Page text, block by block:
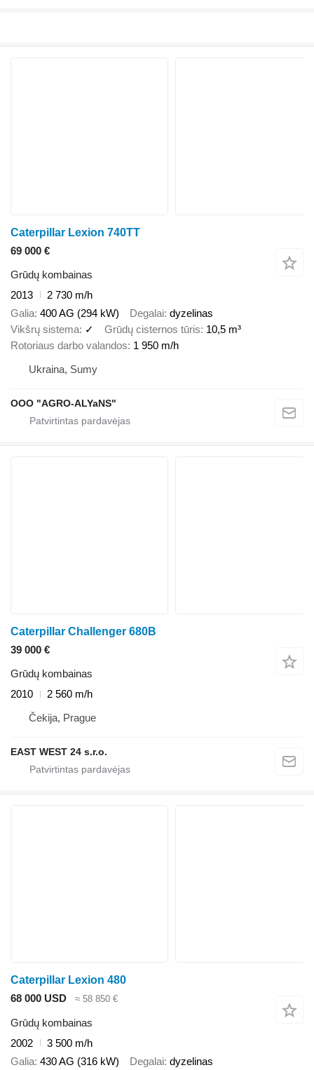
Caterpillar Lexion 740TT
69 000 €
Grūdų kombainas
2013
2 730 m/h
Galia 400 AG (294 kW) Degalai dyzelinas
Vikšrų sistema ✓ Grūdų cisternos tūris 10,5 m³
Rotoriaus darbo valandos 1 950 m/h
Ukraina, Sumy
OOO "AGRO-ALYaNS"
Caterpillar Challenger 680B
39 000 €
Grūdų kombainas
2010
2 560 m/h
Čekija, Prague
EAST WEST 24 s.r.o.
Caterpillar Lexion 480
68 000 USD
≈ 58 850 €
Grūdų kombainas
2002
3 500 m/h
Galia 430 AG (316 kW) Degalai dyzelinas